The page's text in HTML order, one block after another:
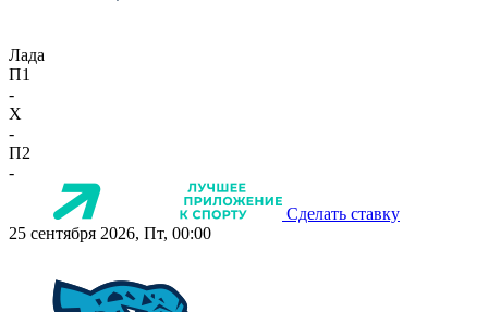
Лада
П1
-
X
-
П2
-
Сделать ставку
25 сентября 2026, Пт, 00:00